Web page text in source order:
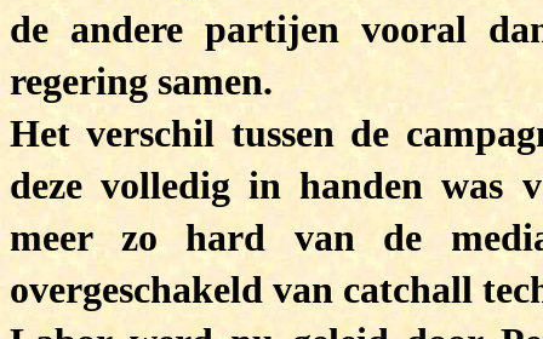
de andere partijen vooral
regering samen.
Het verschil tussen de
deze volledig in handen was
meer zo hard van de
overgeschakeld van catchall